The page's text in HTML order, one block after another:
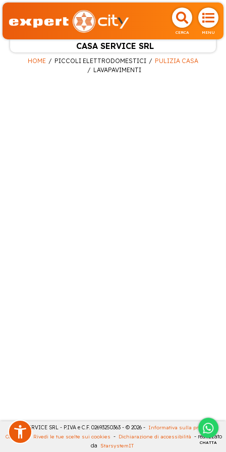
CERCA MENU
CASA SERVICE SRL
CHATTA
HOME PICCOLI ELETTRODOMESTICI
PULIZIA CASA
LAVAPAVIMENTI
CASA SERVICE SRL - P.IVA e C.F. 02693250363 - © 2026 - Informativa sulla privacy -
Cookies
- Rivedi le tue scelte sui cookies - Dichiarazione di accessibilità - realizzato
da StarsystemIT